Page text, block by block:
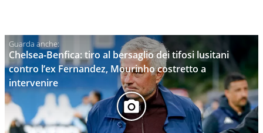
Chelsea-Benfica: tiro al bersaglio dei tifosi lusitani
contro l’ex Fernandez, Mourinho costretto a
intervenire